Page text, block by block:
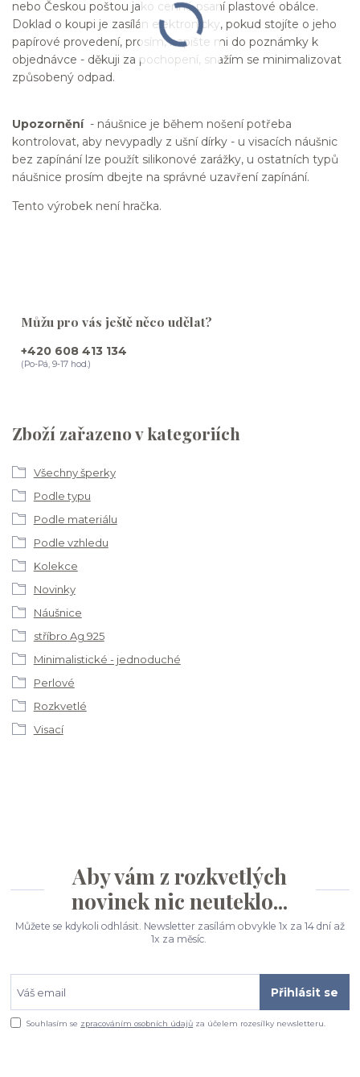
nebo Českou poštou jako cenné psaní plastové obálce.
Doklad o koupi je zasílán elektronicky, pokud stojíte o jeho
papírové provedení, prosím, napište mi do poznámky k
objednávce - děkuji za pochopení, snažím se minimalizovat
způsobený odpad.
Upozornění - náušnice je během nošení potřeba
kontrolovat, aby nevypadly z ušní dírky - u visacích náušnic
bez zapínání lze použít silikonové zarážky, u ostatních typů
náušnice prosím dbejte na správné uzavření zapínání.
Tento výrobek není hračka.
Zboží zařazeno v kategoriích
Všechny šperky
Podle typu
Podle materiálu
Podle vzhledu
Kolekce
Novinky
Náušnice
stříbro Ag 925
Minimalistické - jednoduché
Perlové
Rozkvetlé
Visací
Můžu pro vás ještě něco udělat?
+420 608 413 134
(Po-Pá, 9-17 hod.)
Aby vám z rozkvetlých
novinek nic neuteklo...
Můžete se kdykoli odhlásit. Newsletter zasílám obvykle 1x za 14 dní až
1x za měsíc.
Přihlásit se
Souhlasím se zpracováním osobních údajů za účelem rozesílky newsletteru.